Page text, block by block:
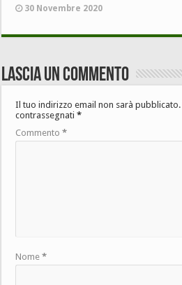
30 Novembre 2020
Lascia un commento
Il tuo indirizzo email non sarà pubblicato.
contrassegnati*
Commento*
Nome*